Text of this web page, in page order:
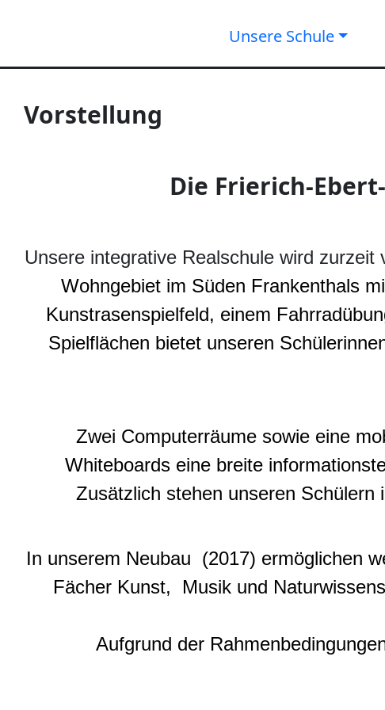
Unsere Schule
Vorstellung
Die Frierich-
Unsere integrative Realschule wird
Wohngebiet im Süden Frankenthals
Kunstrasenspielfeld, einem
Spielflächen bietet unseren
Zwei Computerräume sowie eine
Whiteboards eine breite
Zusätzlich stehen unseren
In unserem Neubau (2017) ermöglichen
Fächer Kunst, Musik und
Aufgrund der